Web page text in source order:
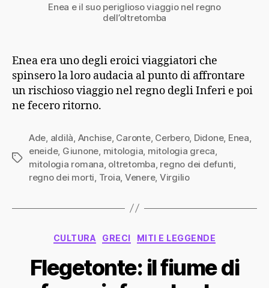
Enea e il suo periglioso viaggio nel regno
dell’oltretomba
Enea era uno degli eroici viaggiatori che
spinsero la loro audacia al punto di affrontare
un rischioso viaggio nel regno degli Inferi e poi
ne fecero ritorno.
Tag
Ade, aldilà, Anchise, Caronte, Cerbero, Didone, Enea,
eneide, Giunone, mitologia, mitologia greca,
mitologia romana, oltretomba, regno dei defunti,
regno dei morti, Troia, Venere, Virgilio
Categorie
CULTURA GRECI MITI E LEGGENDE
Flegetonte: il fiume di